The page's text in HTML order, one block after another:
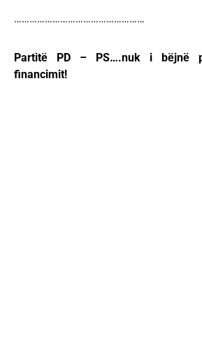
……………………………………………
Partitë PD – PS….nuk i bëjnë
financimit!